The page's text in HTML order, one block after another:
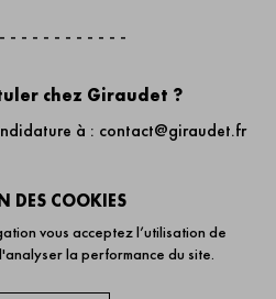
DES COOKIES
vous acceptez l’utilisation de
la performance du site.
- - - - - - - - - - -
chez Giraudet ?
à : contact@giraudet.fr
- - - - - - - - - - -
autre question...